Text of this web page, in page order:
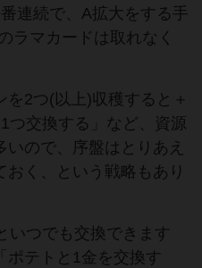
連続で、A拡大をする手
ラマカードは取れなく
を2つ(以上)収穫すると＋
つ交換する」など、資源
ので、序盤はとりあえ
く、という戦略もあり
いつでも交換できます
ポテトと1金を交換す